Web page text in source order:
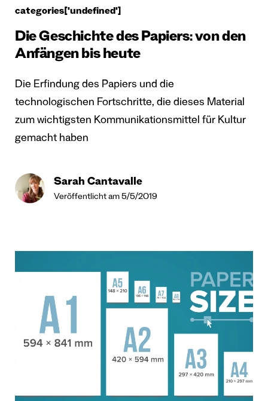
categories['undefined']
Die Geschichte des Papiers: von den
Anfängen bis heute
Die Erfindung des Papiers und die
technologischen Fortschritte, die dieses Material
zum wichtigsten Kommunikationsmittel für Kultur
gemacht haben
Sarah Cantavalle
Veröffentlicht am 5/5/2019